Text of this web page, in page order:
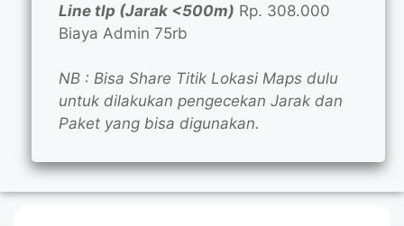
Line tlp (Jarak <500m) Rp. 308.000
Biaya Admin 75rb
NB : Bisa Share Titik Lokasi Maps dulu
untuk dilakukan pengecekan Jarak dan
Paket yang bisa digunakan.